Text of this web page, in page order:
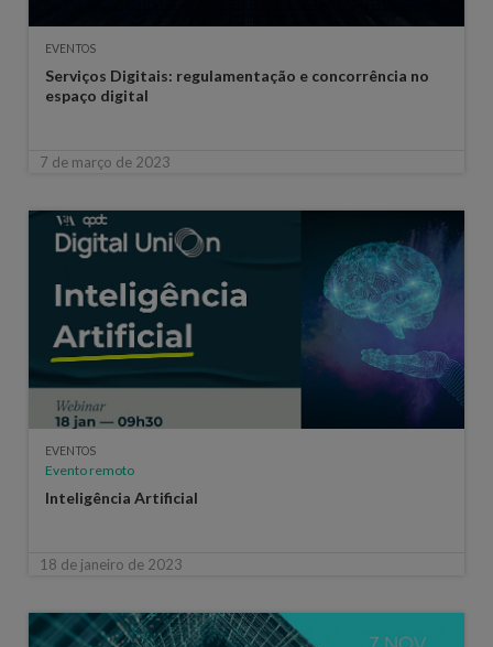
EVENTOS
Serviços Digitais: regulamentação e concorrência no
espaço digital
7 de março de 2023
EVENTOS
Evento remoto
Inteligência Artificial
18 de janeiro de 2023